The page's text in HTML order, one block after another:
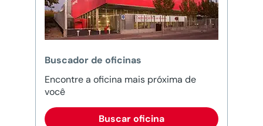
Buscador de oficinas
Encontre a oficina mais próxima de
você
Buscar oficina